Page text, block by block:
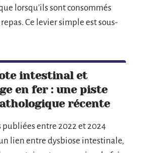
lorsqu’ils sont consommés
Ce levier simple est sous-
intestinal et
en fer : une piste
récente
publiées entre 2022 et 2024
lien entre dysbiose intestinale,